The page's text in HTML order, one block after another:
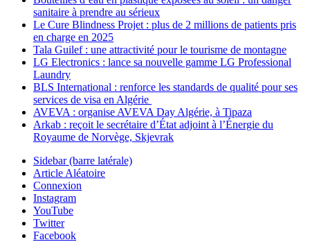
sanitaire à prendre au sérieux
Le Cure Blindness Projet : plus de 2 millions de patients pris
en charge en 2025
Tala Guilef : une attractivité pour le tourisme de montagne
LG Electronics : lance sa nouvelle gamme LG Professional
Laundry
BLS International : renforce les standards de qualité pour ses
services de visa en Algérie
AVEVA : organise AVEVA Day Algérie, à Tipaza
Arkab : reçoit le secrétaire d’État adjoint à l’Énergie du
Royaume de Norvège, Skjevrak
Sidebar (barre latérale)
Article Aléatoire
Connexion
Instagram
YouTube
Twitter
Facebook